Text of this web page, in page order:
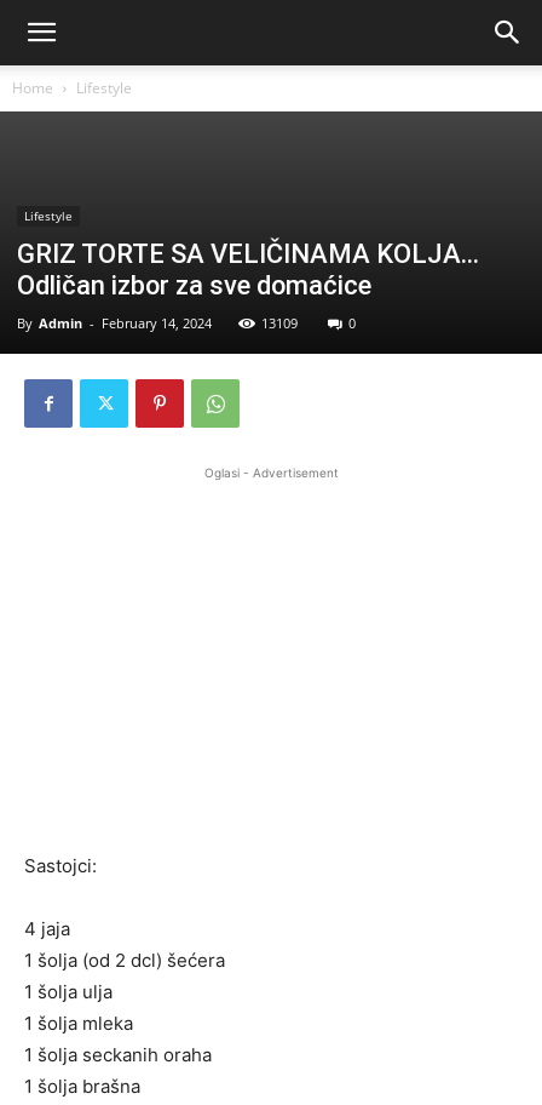
Home Lifestyle
Lifestyle
GRIZ TORTE SA VELIČINAMA KOLJA…
Odličan izbor za sve domaćice
By Admin - February 14, 2024 13109 0
Oglasi - Advertisement
Sastojci:
4 jaja
1 šolja (od 2 dcl) šećera
1 šolja ulja
1 šolja mleka
1 šolja seckanih oraha
1 šolja brašna